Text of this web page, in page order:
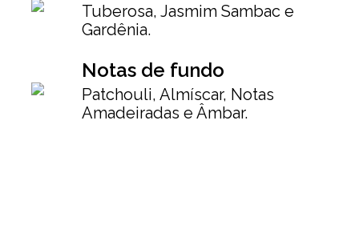
Tuberosa, Jasmim Sambac e
Gardênia.
Notas de fundo
Patchouli, Almíscar, Notas
Amadeiradas e Âmbar.